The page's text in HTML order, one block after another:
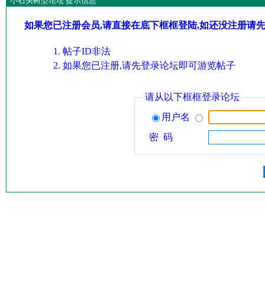
如果您已注册会员,请直接在底下框框登陆,如还没注册请
帖子ID非法
如果您已注册,请先登录论坛即可游览帖子
请从以下框框登录论坛
用户名
密 码